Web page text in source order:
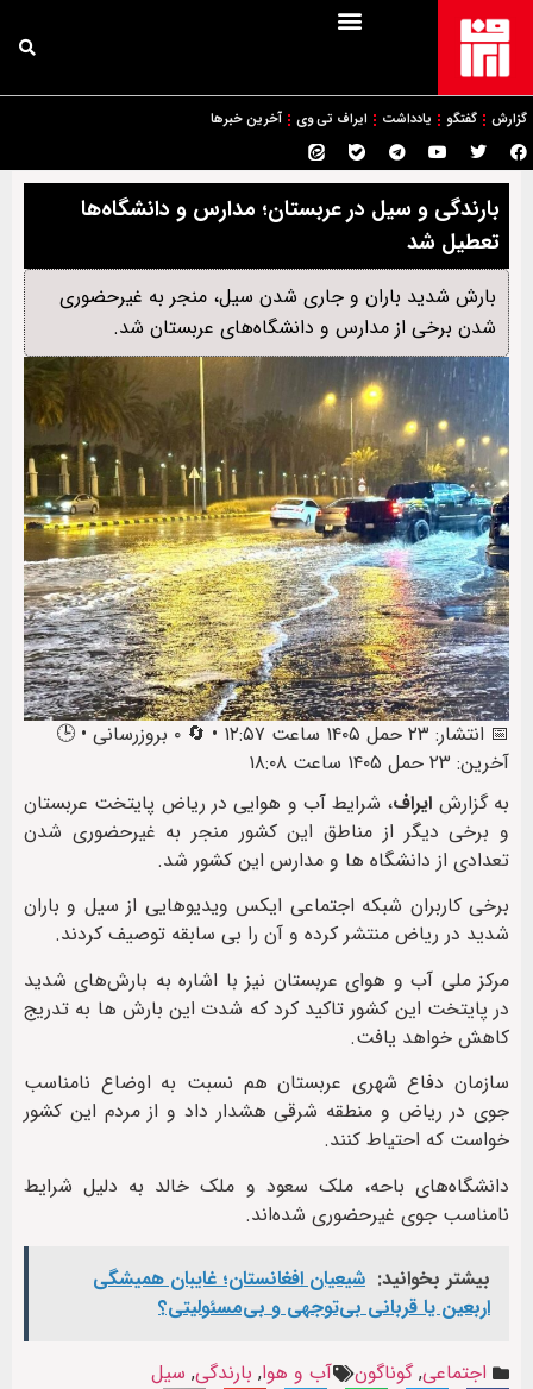
گزارش گفتگو یادداشت ایراف تی وی آخرین خبرها
بارندگی و سیل در عربستان؛ مدارس و دانشگاه‌ها
تعطیل شد
بارش شدید باران و جاری شدن سیل، منجر به غیرحضوری
شدن برخی از مدارس و دانشگاه‌های عربستان شد.
📅 انتشار: ۲۳ حمل ۱۴۰۵ ساعت ۱۲:۵۷ • 🔄 ۰ بروزرسانی • 🕒
آخرین: ۲۳ حمل ۱۴۰۵ ساعت ۱۸:۰۸
به گزارش ایراف، شرایط آب و هوایی در ریاض پایتخت عربستان
و برخی دیگر از مناطق این کشور منجر به غیرحضوری شدن
تعدادی از دانشگاه ها و مدارس این کشور شد.
برخی کاربران شبکه اجتماعی ایکس ویدیوهایی از سیل و باران
شدید در ریاض منتشر کرده و آن را بی سابقه توصیف کردند.
مرکز ملی آب و هوای عربستان نیز با اشاره به بارش‌های شدید
در پایتخت این کشور تاکید کرد که شدت این بارش ها به تدریج
کاهش خواهد یافت.
سازمان دفاع شهری عربستان هم نسبت به اوضاع نامناسب
جوی در ریاض و منطقه شرقی هشدار داد و از مردم این کشور
خواست که احتیاط کنند.
دانشگاه‌های باحه، ملک سعود و ملک خالد به دلیل شرایط
نامناسب جوی غیرحضوری شده‌اند.
بیشتر بخوانید: شیعیان افغانستان؛ غایبان همیشگی
اربعین یا قربانی بی‌توجهی و بی‌مسئولیتی؟
اجتماعی,گوناگون آب و هوا, بارندگی, سیل